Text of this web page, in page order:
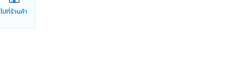
ไปที่ร้านค้า